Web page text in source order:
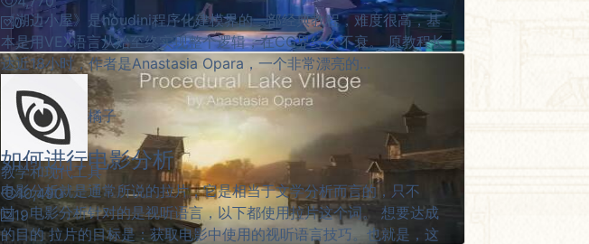
0
《湖边小屋》是houdini程序化建模界的一部经典教程，难度很高，基
本是用VEX语言从始至终实现整个逻辑，在CG界经久不衰。 原教程长
达近18小时，作者是Anastasia Opara，一个非常漂亮的...
橘子
教学和现代工具
10,490
19
如何进行电影分析
电影分析就是通常所说的拉片，它是相当于文学分析而言的，只不
过，电影分析针对的是视听语言，以下都使用拉片这个词。 想要达成
的目的 拉片的目标是：获取电影中使用的视听语言技巧。也就是，这